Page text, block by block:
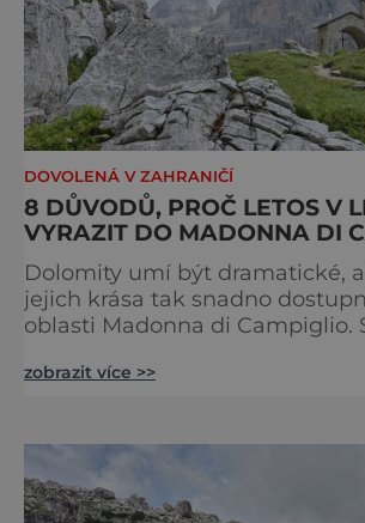
DOVOLENÁ V ZAHRANIČÍ
8 DŮVODŮ, PROČ LETOS V
VYRAZIT DO MADONNA DI
Dolomity umí být dramatické,
jejich krása tak snadno
oblasti Madonna di Campiglio.
věžemi, horskými jezery a
dovolenou právě sem. Madonna
Campiglio uhrane každé ráno,
paprsky kreslí na vrcholcích
zobrazit více >>